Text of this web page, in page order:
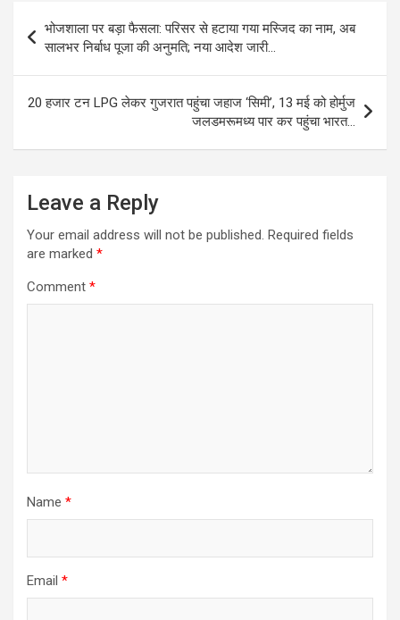
Post
navigation
भोजशाला पर बड़ा फैसला: परिसर से हटाया गया मस्जिद का नाम, अब
सालभर निर्बाध पूजा की अनुमति; नया आदेश जारी…
20 हजार टन LPG लेकर गुजरात पहुंचा जहाज ‘सिमी’, 13 मई को होर्मुज
जलडमरूमध्य पार कर पहुंचा भारत…
Leave a Reply
Your email address will not be published. Required fields
are marked *
Comment *
Name *
Email *